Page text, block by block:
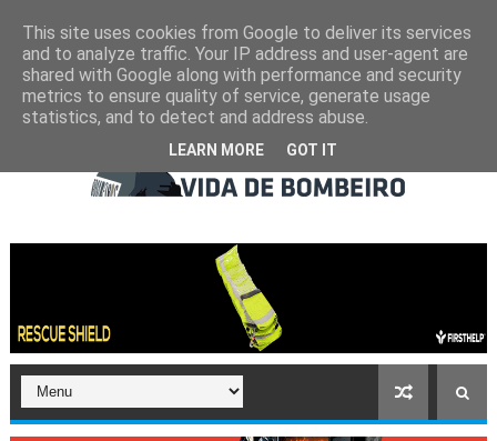
This site uses cookies from Google to deliver its services
and to analyze traffic. Your IP address and user-agent are
shared with Google along with performance and security
metrics to ensure quality of service, generate usage
statistics, and to detect and address abuse.
LEARN MORE GOT IT